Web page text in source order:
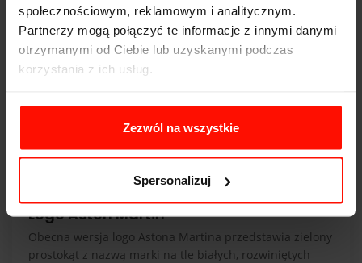
społecznościowym, reklamowym i analitycznym.
Partnerzy mogą połączyć te informacje z innymi danymi
otrzymanymi od Ciebie lub uzyskanymi podczas
korzystania z ich usług.
Zezwól na wszystkie
Spersonalizuj
Logo Aston Martin
Obecna wersja logo Astona Martina przedstawia zielony
prostokąt z nazwą marki na tle białych, rozwiniętych